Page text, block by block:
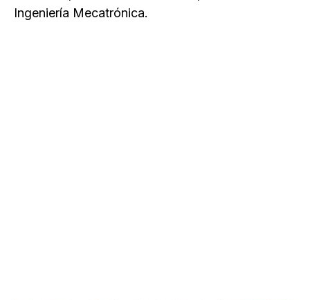
Ingeniería Mecatrónica.